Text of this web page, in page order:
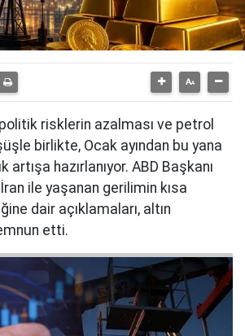
risklerin azalması ve petrol
birlikte, Ocak ayından bu yana
artışa hazırlanıyor. ABD Başkanı
ile yaşanan gerilimin kısa
dair açıklamaları, altın
etti.